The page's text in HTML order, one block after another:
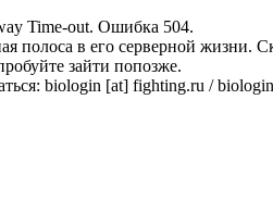
Time-out. Ошибка 504.
полоса в его серверной жизни.
зайти попозже.
biologin [at] fighting.ru /